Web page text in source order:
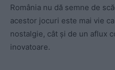
România nu dă semne de
acestor jocuri este mai vie
nostalgie, cât și de un aflux
inovatoare.